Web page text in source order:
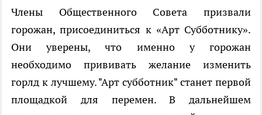
Члены Общественного Совета призвали
горожан, присоединиться к «Арт Субботнику».
Они уверены, что именно у горожан
необходимо прививать желание изменить
горлд к лучшему. "Арт субботник" станет первой
площадкой для перемен. В дальнейшем